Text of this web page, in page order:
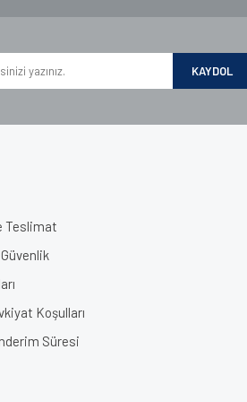
KAYDOL
Teslimat
Koşulları
Süresi